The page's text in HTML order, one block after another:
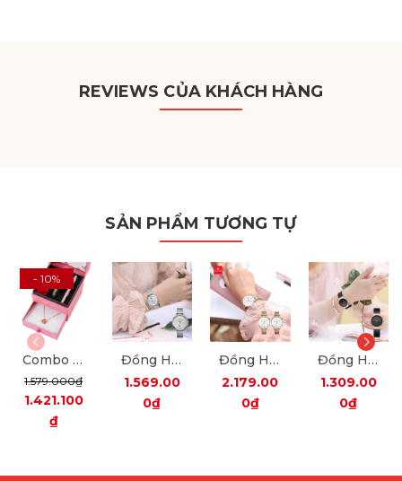
REVIEWS CỦA KHÁCH HÀNG
SẢN PHẨM TƯƠNG TỰ
- 10%
Combo Đồng Hồ Nữ JA-979 Julius + Dây Mesh + Nữ Trang ES482
1.579.000₫
1.421.100
₫
Đồng Hồ Nữ JS-003A Julius Star Hàn Quốc Mặt Xà Cừ (Bạc Trắng)
1.569.00
0₫
Đồng Hồ Nữ JS-005 Julius Star Hàn Quốc Dây Thép (2 Màu)
2.179.00
0₫
Đồng Hồ JS-009L Julius Hàn Quốc Dây Thép (5 Màu)
1.309.00
0₫